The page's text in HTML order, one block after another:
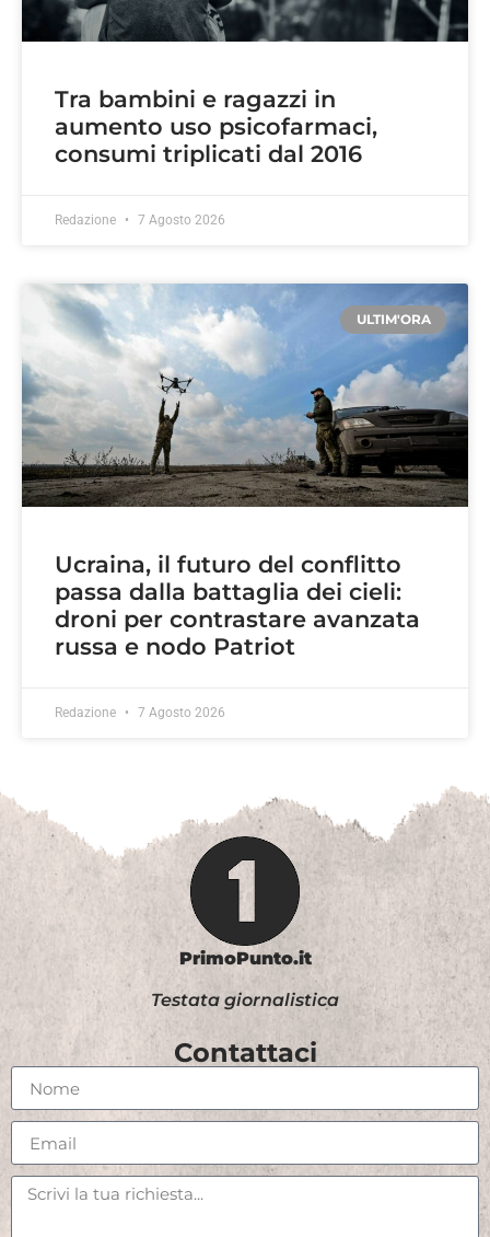
Tra bambini e ragazzi in
aumento uso psicofarmaci,
consumi triplicati dal 2016
Redazione 7 Agosto 2026
ULTIM'ORA
Ucraina, il futuro del conflitto
passa dalla battaglia dei cieli:
droni per contrastare avanzata
russa e nodo Patriot
Redazione 7 Agosto 2026
PrimoPunto.it
Testata giornalistica
Contattaci